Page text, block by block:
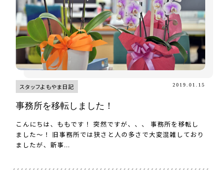
スタッフよもやま日記 2019.01.15
事務所を移転しました！
こんにちは、ももです！ 突然ですが、、、 事務所を移転し
ました～！ 旧事務所では狭さと人の多さで大変混雑しており
ましたが、新事...